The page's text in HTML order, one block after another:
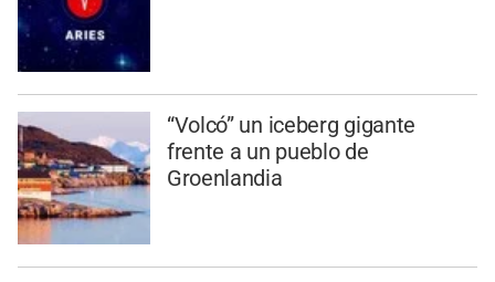
“Volcó” un iceberg gigante
frente a un pueblo de
Groenlandia